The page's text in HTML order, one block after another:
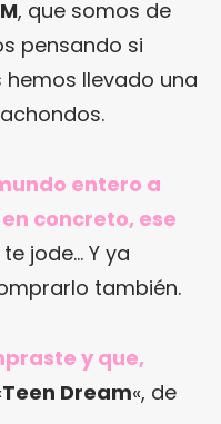
, que somos de
pensando si
llevado una
entero a
concreto, ese
te jode… Y ya
también.
y que,
Teen Dream«, de